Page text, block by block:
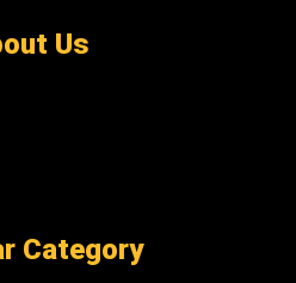
Us
Category